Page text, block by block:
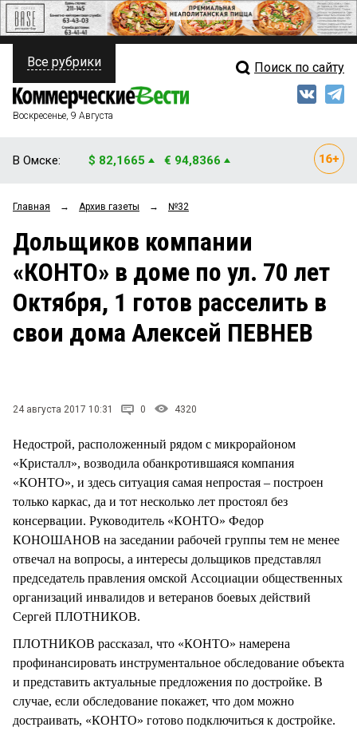
ПОЛИТИКА
ФИНАНСЫ
ОБЩЕСТВО
ЗАКОН
НОВОСТИ КОМПАНИЙ
Свежий выпуск
Рейтинги
Блоги
Архив
Все рубрики Поиск по сайту
Воскресенье, 9 Августа
В Омске: $ 82,1665 € 94,8366
Главная → Архив газеты → №32
Дольщиков компании
«КОНТО» в доме по ул. 70 лет
Октября, 1 готов расселить в
свои дома Алексей ПЕВНЕВ
24 августа 2017 10:31 0 4320
Недострой, расположенный рядом с микрорайоном
«Кристалл», возводила обанкротившаяся компания
«КОНТО», и здесь ситуация самая непростая – построен
только каркас, да и тот несколько лет простоял без
консервации. Руководитель «КОНТО» Федор
КОНОШАНОВ на заседании рабочей группы тем не менее
отвечал на вопросы, а интересы дольщиков представлял
председатель правления омской Ассоциации общественных
организаций инвалидов и ветеранов боевых действий
Сергей ПЛОТНИКОВ.
ПЛОТНИКОВ рассказал, что «КОНТО» намерена
профинансировать инструментальное обследование объекта
и представить актуальные предложения по достройке. В
случае, если обследование покажет, что дом можно
достраивать, «КОНТО» готово подключиться к достройке.